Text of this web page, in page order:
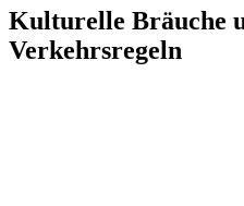
Kulturelle Bräuche
Verkehrsregeln